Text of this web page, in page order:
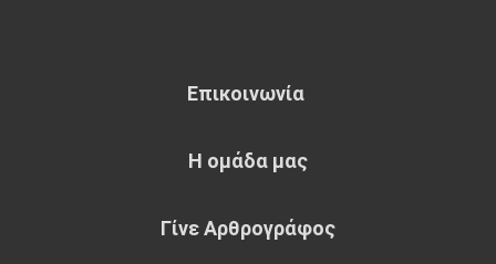
Επικοινωνία
Η ομάδα μας
Γίνε Αρθρογράφος